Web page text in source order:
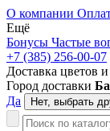
О компании
Ещё
Бонусы Частые
+7 (385) 256-00-07
Доставка цветов
Город доставки
Да
Нет, выбрать